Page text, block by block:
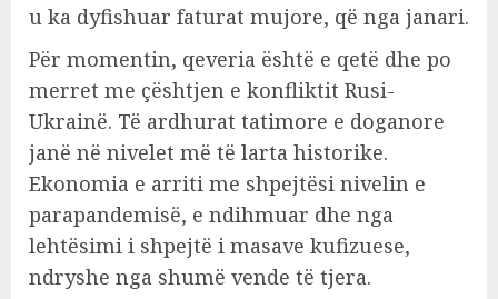
u ka dyfishuar faturat mujore, që nga janari.
Për momentin, qeveria është e qetë dhe po
merret me çështjen e konfliktit Rusi-
Ukrainë. Të ardhurat tatimore e doganore
janë në nivelet më të larta historike.
Ekonomia e arriti me shpejtësi nivelin e
parapandemisë, e ndihmuar dhe nga
lehtësimi i shpejtë i masave kufizuese,
ndryshe nga shumë vende të tjera.